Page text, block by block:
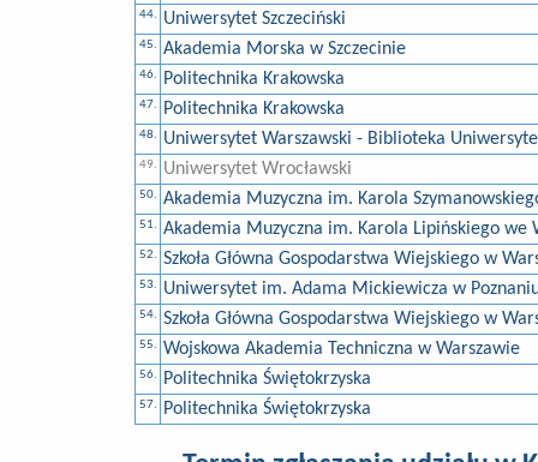
44. Uniwersytet Szczeciński
45. Akademia Morska w Szczecinie
46. Politechnika Krakowska
47. Politechnika Krakowska
48. Uniwersytet Warszawski - Biblioteka
49. Uniwersytet Wrocławski
50. Akademia Muzyczna im. Karola
51. Akademia Muzyczna im. Karola Lipińskiego we
52. Szkoła Główna Gospodarstwa Wiejskiego w
53. Uniwersytet im. Adama Mickiewicza w
54. Szkoła Główna Gospodarstwa Wiejskiego w
55. Wojskowa Akademia Techniczna w Warszawie
56. Politechnika Świętokrzyska
57. Politechnika Świętokrzyska